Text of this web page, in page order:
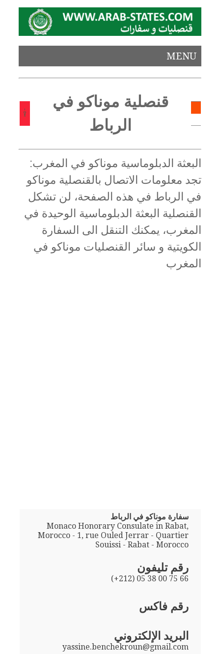
MENU
قنصلية موناكو في
الرباط
البعثة الدبلوماسية موناكو في المغرب:
تجد معلومات الاتصال بالقنصلية موناكو
في الرباط في هذه الصفحة، لن تشكل
القنصلية البعثة الدبلوماسية الوحيدة في
المغرب، يمكنك التنقل الى السفارة
الكويتية و سائر القنصليات موناكو في
المغرب
سفارة موناكو في الرباط
Monaco Honorary Consulate in Rabat,
Morocco - 1, rue Ouled Jerrar - Quartier
Souissi - Rabat - Morocco
رقم تليفون
(+212) 05 38 00 75 66
رقم فاكس
البريد الإلكتروني
yassine.benchekroun@gmail.com